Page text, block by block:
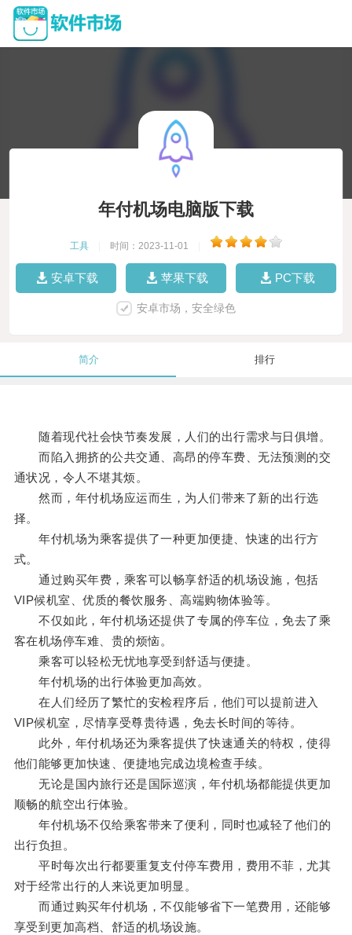
年付机场电脑版下载
工具 时间：2023-11-01
安卓下载 苹果下载 PC下载
安卓市场，安全绿色
简介 排行
随着现代社会快节奏发展，人们的出行需求与日俱增。
而陷入拥挤的公共交通、高昂的停车费、无法预测的交
通状况，令人不堪其烦。
然而，年付机场应运而生，为人们带来了新的出行选
择。
年付机场为乘客提供了一种更加便捷、快速的出行方
式。
通过购买年费，乘客可以畅享舒适的机场设施，包括
VIP候机室、优质的餐饮服务、高端购物体验等。
不仅如此，年付机场还提供了专属的停车位，免去了乘
客在机场停车难、贵的烦恼。
乘客可以轻松无忧地享受到舒适与便捷。
年付机场的出行体验更加高效。
在人们经历了繁忙的安检程序后，他们可以提前进入
VIP候机室，尽情享受尊贵待遇，免去长时间的等待。
此外，年付机场还为乘客提供了快速通关的特权，使得
他们能够更加快速、便捷地完成边境检查手续。
无论是国内旅行还是国际巡演，年付机场都能提供更加
顺畅的航空出行体验。
年付机场不仅给乘客带来了便利，同时也减轻了他们的
出行负担。
平时每次出行都要重复支付停车费用，费用不菲，尤其
对于经常出行的人来说更加明显。
而通过购买年付机场，不仅能够省下一笔费用，还能够
享受到更加高档、舒适的机场设施。